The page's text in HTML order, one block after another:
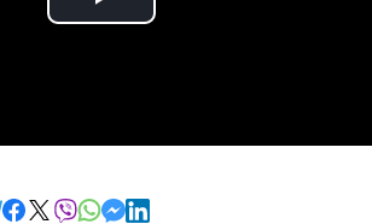
Play
отправить в Telegram
поделиться в Facebook
поделиться в X
отправить в Viber
отправить в Whatsapp
отправить в Messenger
отправить в LinkedIn